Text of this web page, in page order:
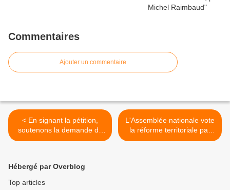
Commentaires
Ajouter un commentaire
< En signant la pétition,
soutenons la demande de
dissolution de la LDJ
Jacques CANDELIER
député du Nord
L'Assemblée nationale vote
la réforme territoriale par
une minorité de députés
Hébergé par Overblog
Top articles